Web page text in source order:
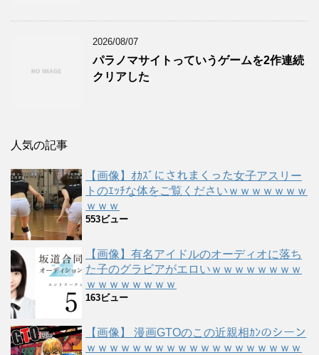
2026/08/07
パラノマサイトっていうゲームを2作連続
クリアした
人気の記事
【画像】ｵｶｽﾞにされまくった女子アスリー
トのｴｯﾁな体をご覧くださいｗｗｗｗｗｗｗ
ｗｗｗ
553ビュー
【画像】有名アイドルのオーディオに落ち
た子のグラビアがエロいｗｗｗｗｗｗｗｗ
ｗｗｗｗｗｗｗｗ
163ビュー
【画像】 漫画GTOのこの近親相ｶﾝのシーン
ｗｗｗｗｗｗｗｗｗｗｗｗｗｗｗｗｗｗｗ